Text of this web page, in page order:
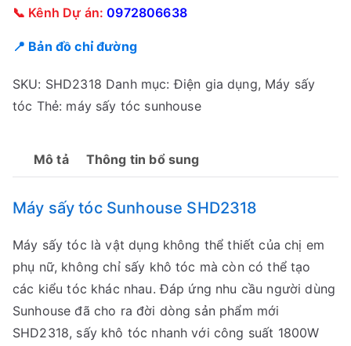
📞 Kênh Dự án:0972806638
📍 Bản đồ chỉ đường
SKU: SHD2318 Danh mục:Điện gia dụng, Máy sấy
tóc Thẻ: máy sấy tóc sunhouse
Mô tả Thông tin bổ sung
Máy sấy tóc Sunhouse SHD2318
Máy sấy tóc là vật dụng không thể thiết của chị em
phụ nữ, không chỉ sấy khô tóc mà còn có thể tạo
các kiểu tóc khác nhau. Đáp ứng nhu cầu người dùng
Sunhouse đã cho ra đời dòng sản phẩm mới
SHD2318, sấy khô tóc nhanh với công suất 1800W